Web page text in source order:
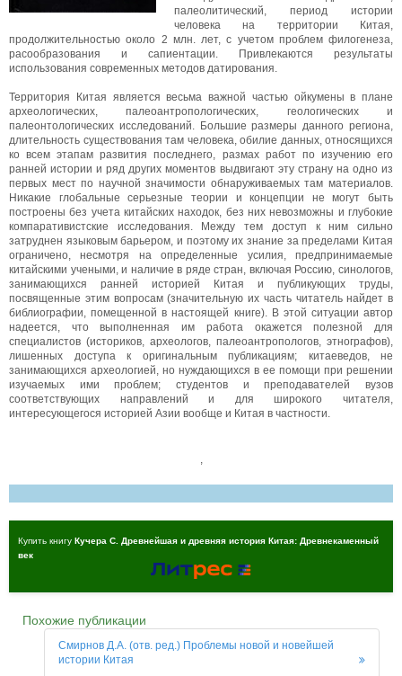
палеолитический, период истории
человека на территории Китая,
продолжительностью около 2 млн. лет, с учетом проблем филогенеза,
расообразования и сапиентации. Привлекаются результаты
использования современных методов датирования.
Территория Китая является весьма важной частью ойкумены в плане
археологических, палеоантропологических, геологических и
палеонтологических исследований. Большие размеры данного региона,
длительность существования там человека, обилие данных, относящихся
ко всем этапам развития последнего, размах работ по изучению его
ранней истории и ряд других моментов выдвигают эту страну на одно из
первых мест по научной значимости обнаруживаемых там материалов.
Никакие глобальные серьезные теории и концепции не могут быть
построены без учета китайских находок, без них невозможны и глубокие
компаративистские исследования. Между тем доступ к ним сильно
затруднен языковым барьером, и поэтому их знание за пределами Китая
ограничено, несмотря на определенные усилия, предпринимаемые
китайскими учеными, и наличие в ряде стран, включая Россию, синологов,
занимающихся ранней историей Китая и публикующих труды,
посвященные этим вопросам (значительную их часть читатель найдет в
библиографии, помещенной в настоящей книге). В этой ситуации автор
надеется, что выполненная им работа окажется полезной для
специалистов (историков, археологов, палеоантропологов, этнографов),
лишенных доступа к оригинальным публикациям; китаеведов, не
занимающихся археологией, но нуждающихся в ее помощи при решении
изучаемых ими проблем; студентов и преподавателей вузов
соответствующих направлений и для широкого читателя,
интересующегося историей Азии вообще и Китая в частности.
,
Купить книгу Кучера С. Древнейшая и древняя история Китая: Древнекаменный
век
Похожие публикации
Смирнов Д.А. (отв. ред.) Проблемы новой и новейшей
истории Китая